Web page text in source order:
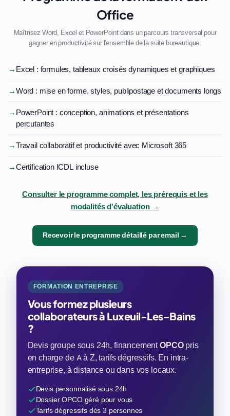
Office
Maîtrisez Word, Excel et PowerPoint dans un parcours transversal pour
gagner en productivité sur l'ensemble de la suite bureautique.
→ Excel : formules, tableaux croisés dynamiques et graphiques
→Word : mise en forme, styles, publipostage et documents longs
→ PowerPoint : conception, animations et présentations
percutantes
→Travail collaboratif et productivité avec Microsoft 365
→Certification ICDL incluse
Consulter le programme complet, les prérequis et les
modalités d'évaluation →
Recevoir le programme détaillé par email →
FORMATION ENTREPRISE
Vous formez plusieurs
collaborateurs à Luxeuil-Les-Bains
?
Devis groupe sous 24h, financementOPCOpris
en charge de A à Z, tarifs dégressifs. En intra-
entreprise, à distance ou dans vos locaux.
Devis personnalisé sous 24h
Dossier OPCO géré pour vous
Tarifs dégressifs dès 3 personnes